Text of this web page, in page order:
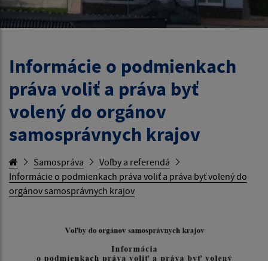
Informácie o podmienkach
práva voliť a práva byť
volený do orgánov
samosprávnych krajov
Samospráva
Voľby a referendá
Informácie o podmienkach práva voliť a práva byť volený do
orgánov samosprávnych krajov